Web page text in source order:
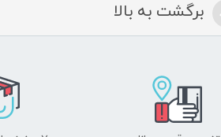
برگشت به بالا